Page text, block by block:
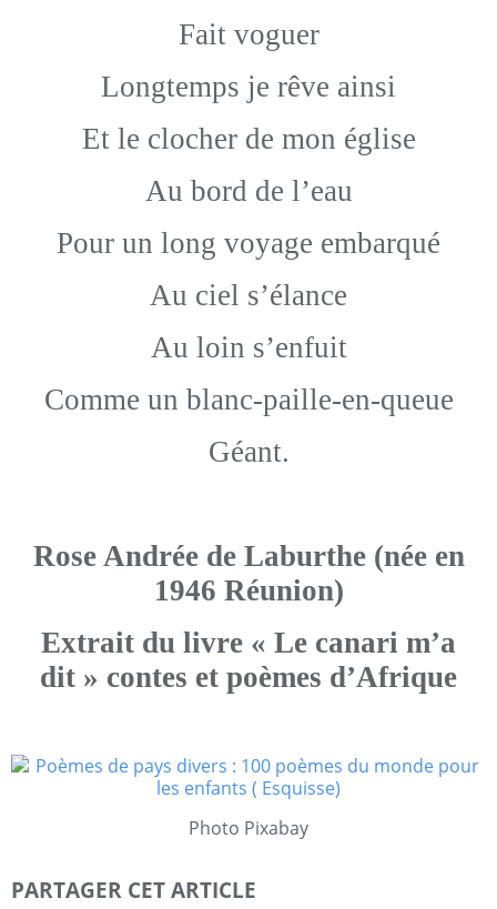
Fait voguer
Longtemps je rêve ainsi
Et le clocher de mon église
Au bord de l’eau
Pour un long voyage embarqué
Au ciel s’élance
Au loin s’enfuit
Comme un blanc-paille-en-queue
Géant.
Rose Andrée de Laburthe (née en
1946 Réunion)
Extrait du livre « Le canari m’a
dit » contes et poèmes d’Afrique
Photo Pixabay
PARTAGER CET ARTICLE